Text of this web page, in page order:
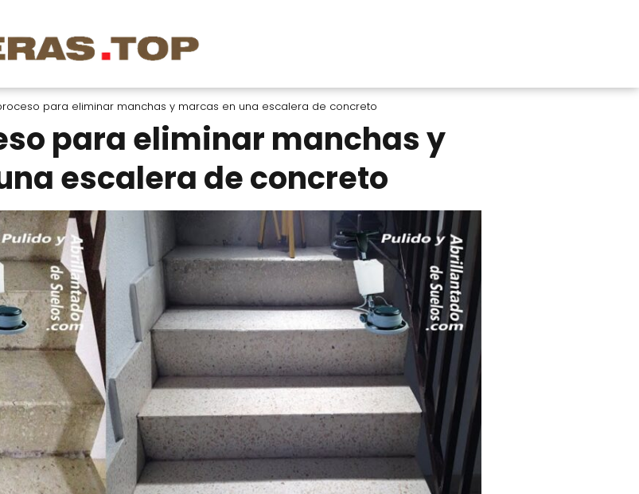
para eliminar manchas y marcas en una escalera de concreto
para eliminar manchas y
escalera de concreto